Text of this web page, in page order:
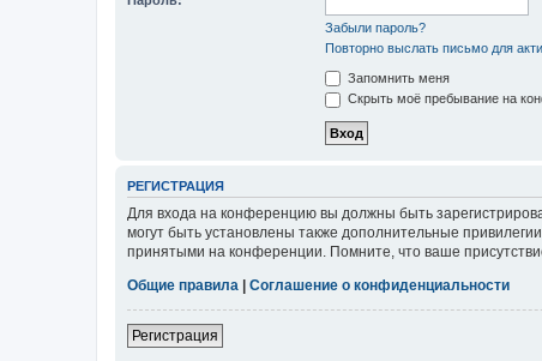
Забыли пароль?
Повторно выслать письмо для
Запомнить меня
Скрыть моё пребывание на
РЕГИСТРАЦИЯ
Для входа на конференцию вы должны быть
могут быть установлены также дополнительные
принятыми на конференции. Помните, что ваше
Общие правила
Соглашение о конфиденциальности
Регистрация